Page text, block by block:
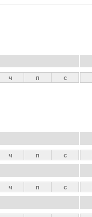
ч п с
ч п с
ч п с